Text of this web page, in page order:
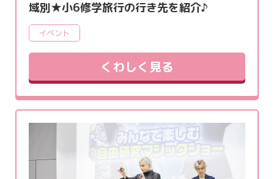
域別★小6修学旅行の行き先を紹介♪
イベント
くわしく見る